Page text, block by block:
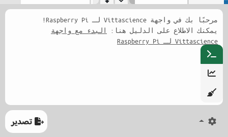
مرحبًا بك في واجهة Vittascience لـ Raspberry Pi!
يمكنك الاطلاع على الدليل هنا:
البدء مع واجهة
Vittascience لـ Raspberry Pi
تصدير